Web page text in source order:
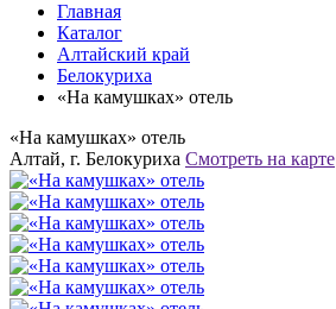
Главная
Каталог
Алтайский край
Белокуриха
«На камушках» отель
«На камушках» отель
Алтай, г. Белокуриха Смотреть на карте